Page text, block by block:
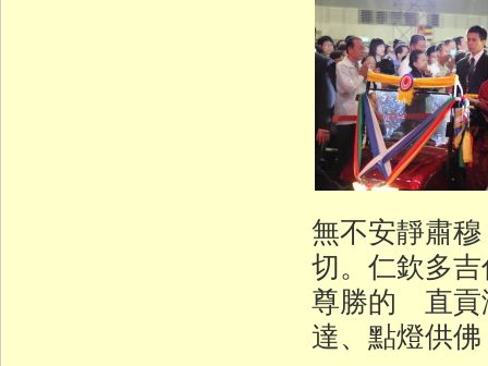
無不安靜肅
切。仁欽多
尊勝的 直貢
達、點燈供